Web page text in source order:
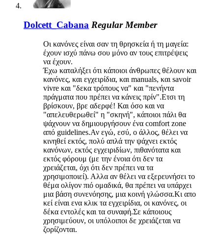
Dolcett_Cabana Regular Member
Οι κανόνες είναι σαν τη θρησκεία ή τη μαγεία:
έχουν ισχύ πάνω σου μόνο αν τους επιτρέψεις
να έχουν.
Έχω καταλήξει ότι κάποιοι άνθρωπες θέλουν και
κανόνες, και εγχειρίδια, και manuals, και savoir
vivre και "δεκα τρόπους να" και "πενήντα
πράγματα που πρέπει να κάνεις πρίν".Ετσι τη
βρίσκουν, βρε αδερφέ! Και όσο και να
"απελευθερωθεί" η "σκηνή", κάποιοι πάλι θα
ψάχνουν να δημιουργήσουν ένα comfort zone
από guidelines.Αν εγώ, εσύ, ο άλλος, θέλει να
κινηθεί εκτός, πολύ απλά την ψάχνει εκτός
κανόνων, εκτός εγχειριδίων, πιθανότατα και
εκτός φόρουμ (με την ένοια ότι δεν τα
χρειάζεται, όχι ότι δεν πρέπει να τα
χρησιμοποιεί). Αλλα αν θέλει να εξερευνήσει το
θέμα ολίγον πιό ομαδικά, θα πρέπει να υπάρχει
μια βάση συνενόησης, μια κοινή γλώσσα.Κι απο
κεί είναι ενα κλικ τα εγχειρίδια, οι κανόνες, οι
δέκα εντολές και τα συναφή.Σε κάποιους
χρησιμεύουν, οι υπόλοιποι δε χρειάζεται να
ζορίζονται.